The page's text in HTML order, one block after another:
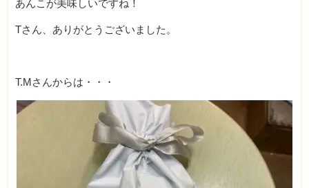
あんこが美味しいですね！
Tさん、ありがとうございました。
T.Mさんからは・・・